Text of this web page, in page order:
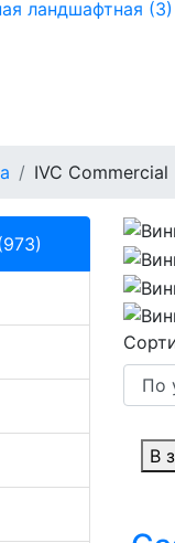
ландшафтная (3)
IVC Commercial
В